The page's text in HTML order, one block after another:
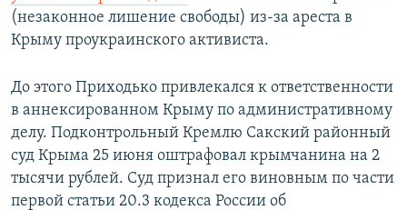
(незаконное лишение свободы) из-за ареста в
Крыму проукраинского активиста.
До этого Приходько привлекался к ответственности
в аннексированном Крыму по административному
делу. Подконтрольный Кремлю Сакский районный
суд Крыма 25 июня оштрафовал крымчанина на 2
тысячи рублей. Суд признал его виновным по части
первой статьи 20.3 кодекса России об